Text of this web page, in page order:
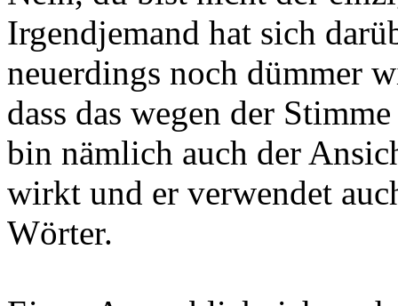
Irgendjemand hat sich
neuerdings noch dümmer
dass das wegen der
bin nämlich auch der
wirkt und er verwendet
Wörter.